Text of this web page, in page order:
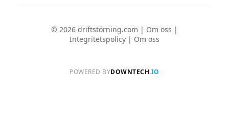
© 2026 driftstörning.com | Om oss |
Integritetspolicy | Om oss
POWERED BYDOWNTECH.IO